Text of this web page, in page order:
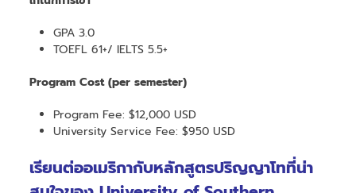
GPA 3.0
TOEFL 61+/ IELTS 5.5+
Program Cost (per semester)
Program Fee: $12,000 USD
University Service Fee: $950 USD
เรียนต่ออเมริกากับหลักสูตรปริญญาโทที่น่า